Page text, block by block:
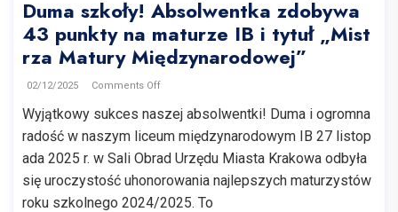
Duma szkoły! Absolwentka zdobywa
43 punkty na maturze IB i tytuł „Mist
rza Matury Międzynarodowej”
02/12/2025 Comments Off
Wyjątkowy sukces naszej absolwentki! Duma i ogromna
radość w naszym liceum międzynarodowym IB 27 listop
ada 2025 r. w Sali Obrad Urzędu Miasta Krakowa odbyła
się uroczystość uhonorowania najlepszych maturzystów
roku szkolnego 2024/2025. To